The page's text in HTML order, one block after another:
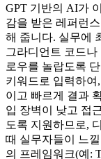
GPT 기반의 AI가
감을 받은 레퍼런
해 줍니다. 실무에
그라디언트 코드
로우를 놀랍도록
키워드로 입력하
이고 빠르게 결과
입 장벽이 낮고 접
도록 지원하므로,
때 실무자들이 느
의 프레임워크(예: